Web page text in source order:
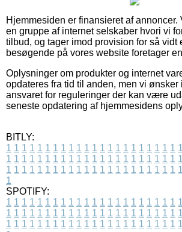
Hjemmesiden er finansieret af annoncer.
en gruppe af internet selskaber hvori vi
tilbud, og tager imod provision for så vidt
besøgende på vores website foretager
Oplysninger om produkter og internet
opdateres fra tid til anden, men vi ønsker
ansvaret for reguleringer der kan være
seneste opdatering af hjemmesidens
BITLY:
1 1 1 1 1 1 1 1 1 1 1 1 1 1 1 1 1 1 1 1 1 1 1
1 1 1 1 1 1 1 1 1 1 1 1 1 1 1 1 1 1 1 1 1 1 1
1 1 1 1 1 1 1 1 1 1 1 1 1 1 1 1 1 1 1 1 1 1 1
1
SPOTIFY:
1 1 1 1 1 1 1 1 1 1 1 1 1 1 1 1 1 1 1 1 1 1 1
1 1 1 1 1 1 1 1 1 1 1 1 1 1 1 1 1 1 1 1 1 1 1
1 1 1 1 1 1 1 1 1 1 1 1 1 1 1 1 1 1 1 1 1 1 1